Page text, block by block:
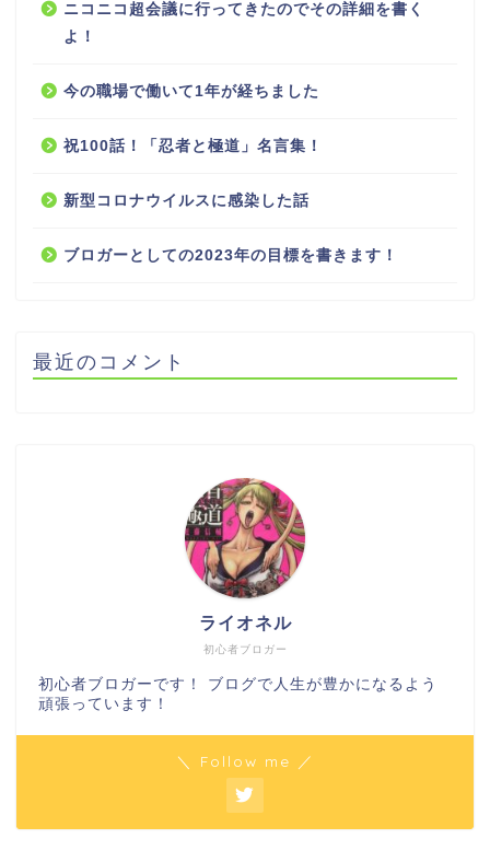
ニコニコ超会議に行ってきたのでその詳細を書く
よ！
今の職場で働いて1年が経ちました
祝100話！「忍者と極道」名言集！
新型コロナウイルスに感染した話
ブロガーとしての2023年の目標を書きます！
最近のコメント
初心者ブロガー
ライオネル
初心者ブロガーです！ ブログで人生が豊かになるよう
頑張っています！
＼ Follow me ／